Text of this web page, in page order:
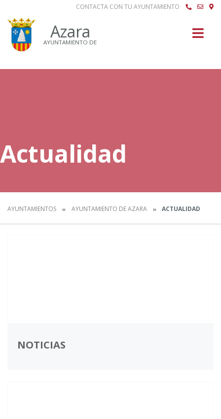
CONTACTA CON TU AYUNTAMIENTO
Azara
AYUNTAMIENTO DE
Actualidad
AYUNTAMIENTOS AYUNTAMIENTO DE AZARA ACTUALIDAD
NOTICIAS